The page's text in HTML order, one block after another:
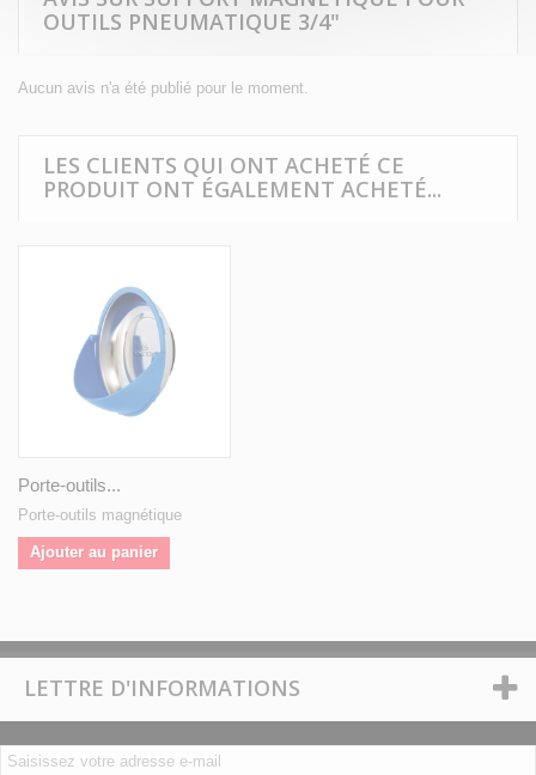
OUTILS PNEUMATIQUE 3/4"
Aucun avis n'a été publié pour le moment.
LES CLIENTS QUI ONT ACHETÉ CE
PRODUIT ONT ÉGALEMENT ACHETÉ...
Porte-outils...
Porte-outils magnétique
Ajouter au panier
LETTRE D'INFORMATIONS